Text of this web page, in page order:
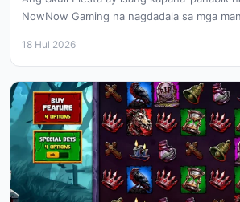
NowNow Gaming na nagdadala sa mga
18 Hul 2026